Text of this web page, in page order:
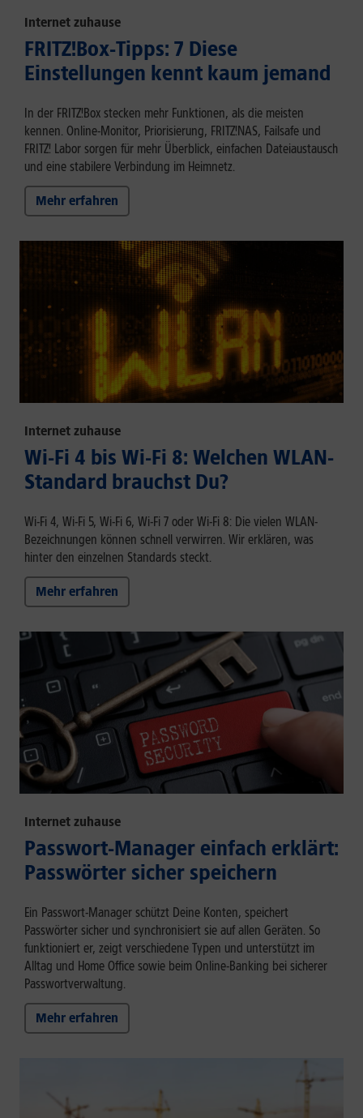
Internet zuhause
FRITZ!Box-Tipps: 7 Diese
Einstellungen kennt kaum jemand
In der FRITZ!Box stecken mehr Funktionen, als die meisten
kennen. Online-Monitor, Priorisierung, FRITZ!NAS, Failsafe und
FRITZ! Labor sorgen für mehr Überblick, einfachen Dateiaustausch
und eine stabilere Verbindung im Heimnetz.
Mehr erfahren
Internet zuhause
Wi-Fi 4 bis Wi-Fi 8: Welchen WLAN-
Standard brauchst Du?
Wi-Fi 4, Wi-Fi 5, Wi-Fi 6, Wi-Fi 7 oder Wi-Fi 8: Die vielen WLAN-
Bezeichnungen können schnell verwirren. Wir erklären, was
hinter den einzelnen Standards steckt.
Mehr erfahren
Internet zuhause
Passwort-Manager einfach erklärt:
Passwörter sicher speichern
Ein Passwort-Manager schützt Deine Konten, speichert
Passwörter sicher und synchronisiert sie auf allen Geräten. So
funktioniert er, zeigt verschiedene Typen und unterstützt im
Alltag und Home Office sowie beim Online-Banking bei sicherer
Passwortverwaltung.
Mehr erfahren